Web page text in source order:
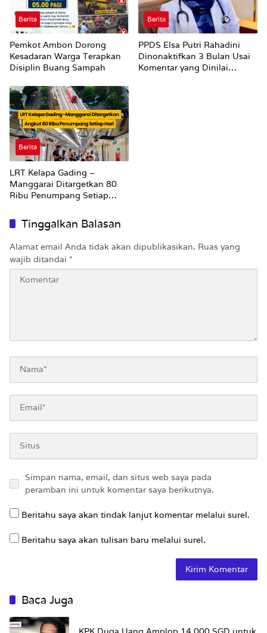
Berita
Pemkot Ambon Dorong
Kesadaran Warga Terapkan
Disiplin Buang Sampah
Berita
PPDS Elsa Putri Rahadini
Dinonaktifkan 3 Bulan Usai
Komentar yang Dinilai
Berita
LRT Kelapa Gading –
Manggarai Ditargetkan 80
Ribu Penumpang Setiap
Tinggalkan Balasan
Alamat email Anda tidak akan dipublikasikan. Ruas yang
wajib ditandai *
Simpan nama, email, dan situs web saya pada
peramban ini untuk komentar saya berikutnya.
Beritahu saya akan tindak lanjut komentar melalui surel.
Beritahu saya akan tulisan baru melalui surel.
Baca Juga